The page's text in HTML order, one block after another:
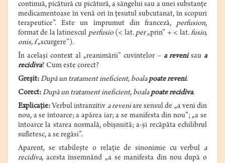
continuă, picătură cu picătură, a sângelui sau a unei substanțe
medicamentoase în venă ori în țesutul subcutanat, în scopuri
terapeutice”. Este un împrumut din franceză, perfusion,
format de la latinescul perfusio(< lat.per„prin” + < lat. fusio,
onis, f„scurgere”).
În același context al „reanimării” cuvintelor – a revenisau a
recidiva? Cum este corect?
Greșit:După un tratament ineficient, boalapoate reveni.
Corect:După un tratament ineficient, boalapoate recidiva.
Explicaţie: Verbul intranzitiv a reveniare sensul de „a veni din
nou, a se întoarce; a apărea iar; a se manifesta din nou”; „a se
întoarce la starea normală, obișnuită; a-și recăpăta echilibrul
sufletesc, a se regăsi”.
Aparent, se stabilește o relație de sinonimie cu verbul a
recidiva, acesta însemnând „a se manifesta din nou după o